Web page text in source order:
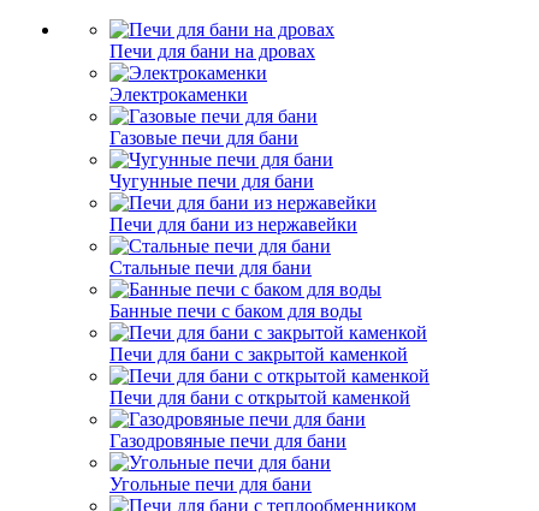
Печи для бани на дровах
Электрокаменки
Газовые печи для бани
Чугунные печи для бани
Печи для бани из нержавейки
Стальные печи для бани
Банные печи с баком для воды
Печи для бани с закрытой каменкой
Печи для бани с открытой каменкой
Газодровяные печи для бани
Угольные печи для бани